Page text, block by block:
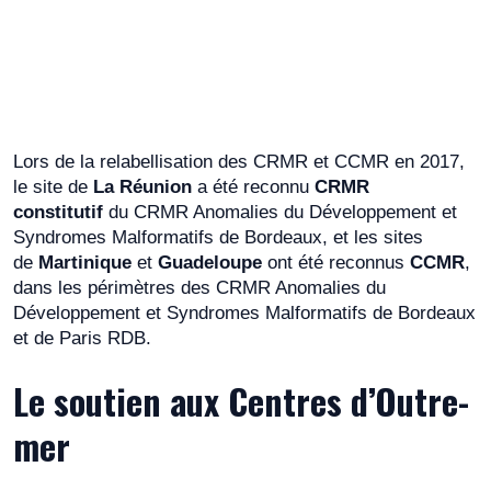
Lors de la relabellisation des CRMR et CCMR en 2017,
le site de La Réunion a été reconnu CRMR
constitutif du CRMR Anomalies du Développement et
Syndromes Malformatifs de Bordeaux, et les sites
de Martinique et Guadeloupe ont été reconnus CCMR,
dans les périmètres des CRMR Anomalies du
Développement et Syndromes Malformatifs de Bordeaux
et de Paris RDB.
Le soutien aux Centres d’Outre-
mer